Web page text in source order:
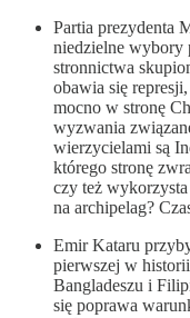
Partia prezydenta
niedzielne wybory
stronnictwa
obawia się
mocno w stronę
wyzwania
wierzycielami są
którego stronę
czy też
na archipelag?
Emir Kataru
pierwszej w
Bangladeszu i
się poprawa